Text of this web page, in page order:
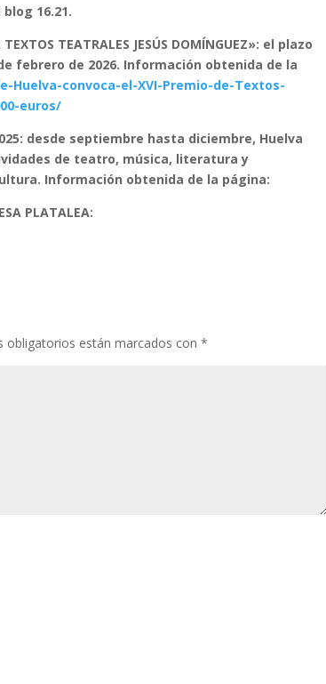
16.21.
TEATRALES JESÚS DOMÍNGUEZ»: el plazo
febrero de 2026. Información obtenida de la
convoca-el-XVI-Premio-de-Textos-
euros/
desde septiembre hasta diciembre, Huelva
de teatro, música, literatura y
Información obtenida de la página:
PLATALEA:
obligatorios están marcados con*